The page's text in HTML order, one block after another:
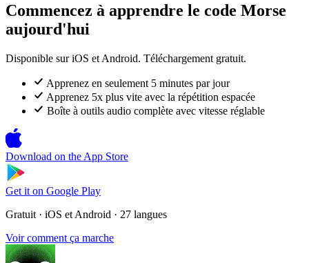
Commencez à apprendre le code Morse
aujourd'hui
Disponible sur iOS et Android. Téléchargement gratuit.
Apprenez en seulement 5 minutes par jour
Apprenez 5x plus vite avec la répétition espacée
Boîte à outils audio complète avec vitesse réglable
Download on the App Store
Get it on Google Play
Gratuit · iOS et Android · 27 langues
Voir comment ça marche